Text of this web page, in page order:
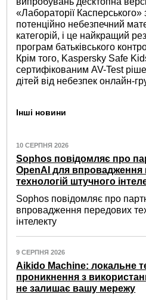
«Лабораторії Касперського»
потенційно небезпечний
категорій, і це найкращий
програм батьківського
Крім того, Kaspersky Safe
сертифікованим AV-Test
дітей від небезпек онлайн-
Інші новини
10 СЕРПНЯ 2026
Sophos повідомляє про
OpenAI для впровадження
технологій штучного
Sophos повідомляє про
впровадження передових
інтелекту
9 СЕРПНЯ 2026
Aikido Machine: локальне
проникнення з
не залишає вашу мережу